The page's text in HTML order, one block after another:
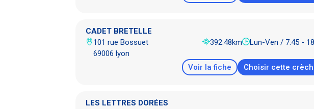
CADET BRETELLE
101 rue Bossuet
69006 lyon
392.48km Lun-Ven / 7:45 -
Voir la fiche Choisir cette
LES LETTRES DORÉES